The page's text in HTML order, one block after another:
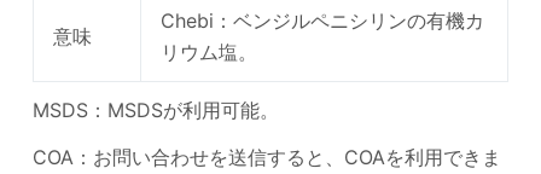
意味
Chebi：ベンジルペニシリンの有機カ
リウム塩。
MSDS：MSDSが利用可能。
COA：お問い合わせを送信すると、COAを利用できま